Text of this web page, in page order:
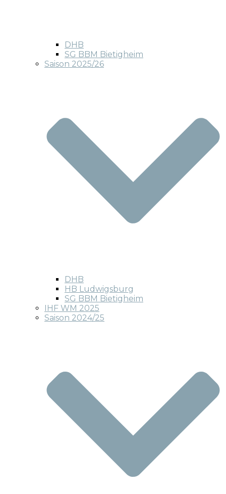
DHB
SG BBM Bietigheim
Saison 2025/26
DHB
HB Ludwigsburg
SG BBM Bietigheim
IHF WM 2025
Saison 2024/25